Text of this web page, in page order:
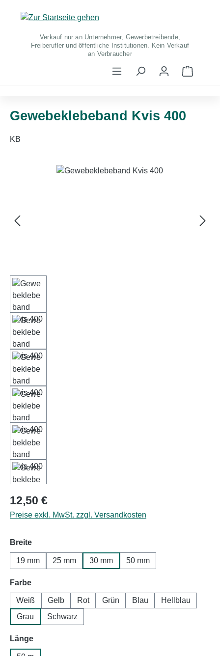
Zum Hauptinhalt springen
Verkauf nur an Unternehmer, Gewerbetreibende,
Freiberufler und öffentliche Institutionen. Kein Verkauf
an Verbraucher
Gewebeklebeband Kvis 400
KB
Bildergalerie überspringen
Regulärer Preis:
12,50 €
Preise exkl. MwSt. zzgl. Versandkosten
Breiteauswählen
19 mm 25 mm 30 mm 50 mm
Farbeauswählen
Weiß Gelb Rot Grün Blau
Hellblau
Grau
Schwarz
Längeauswählen